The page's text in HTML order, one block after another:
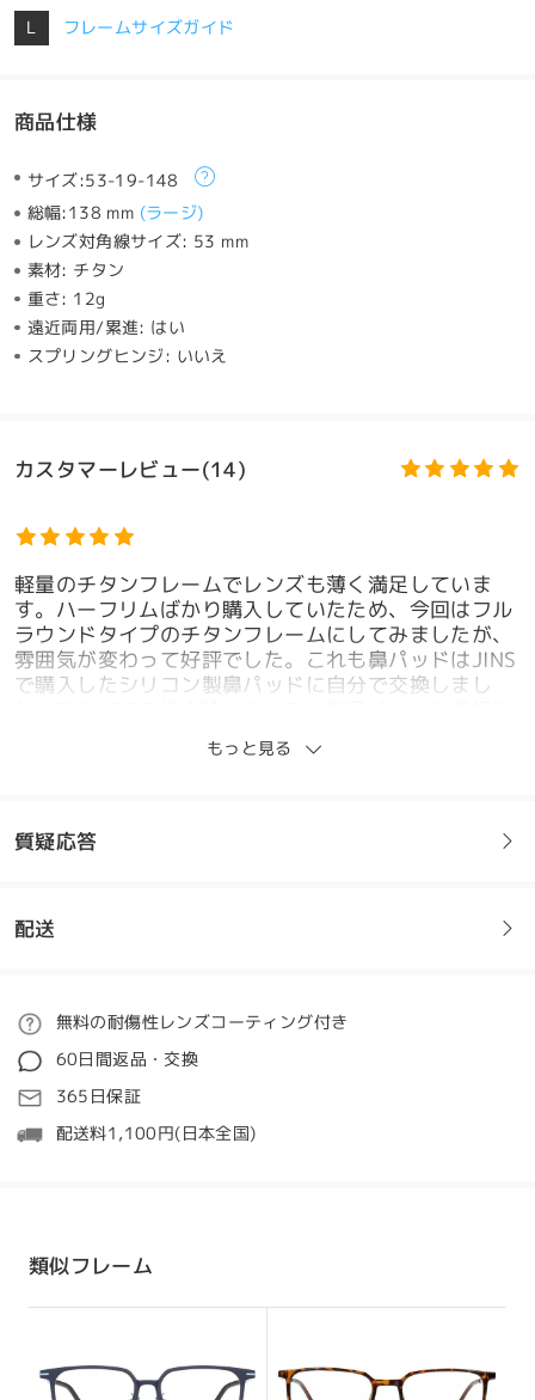
L フレームサイズガイド
商品仕様
サイズ:53-19-148
総幅:138 mm (ラージ)
レンズ対角線サイズ: 53 mm
素材: チタン
重さ: 12g
遠近両用/累進: はい
スプリングヒンジ: いいえ
カスタマーレビュー(14)
軽量のチタンフレームでレンズも薄く満足していま
す。ハーフリムばかり購入していたため、今回はフル
ラウンドタイプのチタンフレームにしてみましたが、
雰囲気が変わって好評でした。これも鼻パッドはJINS
で購入したシリコン製鼻パッドに自分で交換しまし
来るよう希望します。もっと見る
質疑応答
フレームについてご質問がある場合は、以下からお問い合わせく
質問する
配送
ご注文
処理時間
5-7営業日
詳細
配送時間
配送
無料の耐傷性レンズコーティング付き
60日間返品・交換
365日保証
配送料1,100円(日本全国)
類似フレーム